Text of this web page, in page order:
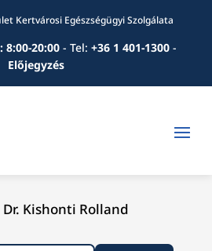
Kertvárosi Egészségügyi Szolgálata
8:00-20:00 - Tel: +36 1 401-1300-
Előjegyzés
Dr. Kishonti Rolland